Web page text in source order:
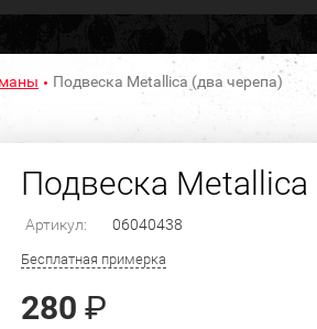
Подвеска Metallica (два черепа)
Подвеска Metallica
Артикул: 06040438
Бесплатная примерка
280 ₽